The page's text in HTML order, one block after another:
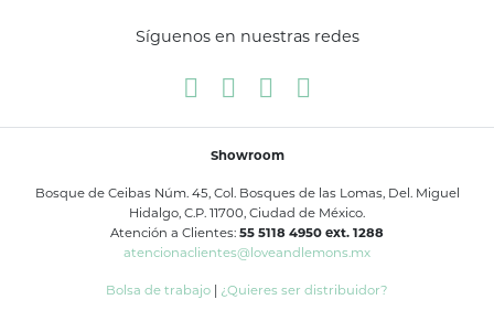
Síguenos en nuestras redes
Showroom
Bosque de Ceibas Núm. 45, Col. Bosques de las Lomas, Del. Miguel
Hidalgo, C.P. 11700, Ciudad de México.
Atención a Clientes: 55 5118 4950 ext. 1288
atencionaclientes@loveandlemons.mx
Bolsa de trabajo ¿Quieres ser distribuidor?